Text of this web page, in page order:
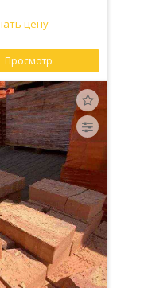
цену
Просмотр